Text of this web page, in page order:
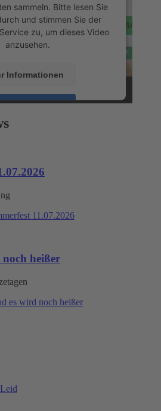
sammeln. Bitte lesen Sie
und stimmen Sie der
zu, um dieses Video
anzusehen.
Informationen
Akzeptieren
11.07.2026
heißer
es wird noch heißer